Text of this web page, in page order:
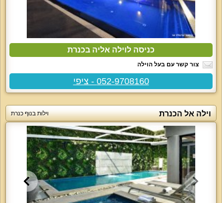
כניסה לוילה אליה בכנרת
צור קשר עם בעל הוילה
052-9708160 - ציפי
וילה אל הכנרת וילות בנוף כנרת